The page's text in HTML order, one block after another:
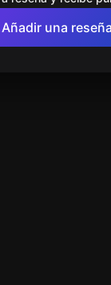
Añadir una reseña